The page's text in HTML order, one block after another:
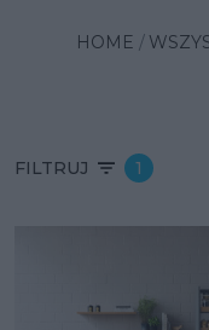
HOME
FILTRUJ 1